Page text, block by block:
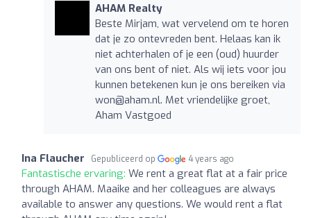
AHAM Realty
Beste Mirjam, wat vervelend om te horen
dat je zo ontevreden bent. Helaas kan ik
niet achterhalen of je een (oud) huurder
van ons bent of niet. Als wij iets voor jou
kunnen betekenen kun je ons bereiken via
won@aham.nl. Met vriendelijke groet,
Aham Vastgoed
Ina Flaucher Gepubliceerd op 4 years ago
Fantastische ervaring: We rent a great flat at a fair price
through AHAM. Maaike and her colleagues are always
available to answer any questions. We would rent a flat